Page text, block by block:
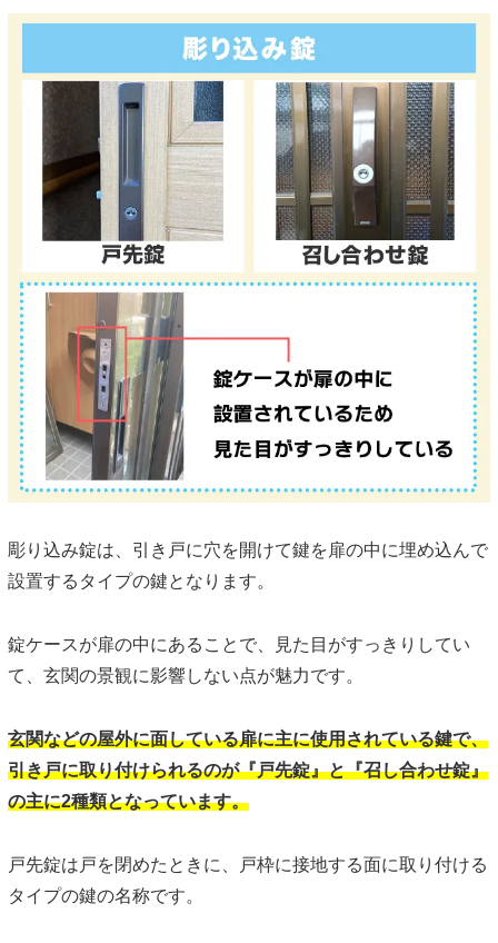
彫り込み錠は、引き戸に穴を開けて鍵を扉の中に埋め込んで
設置するタイプの鍵となります。
錠ケースが扉の中にあることで、見た目がすっきりしてい
て、玄関の景観に影響しない点が魅力です。
玄関などの屋外に面している扉に主に使用されている鍵で、
引き戸に取り付けられるのが『戸先錠』と『召し合わせ錠』
の主に2種類となっています。
戸先錠は戸を閉めたときに、戸枠に接地する面に取り付ける
タイプの鍵の名称です。